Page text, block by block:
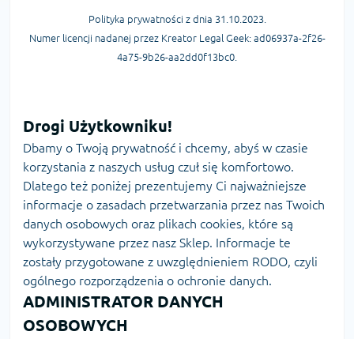
Polityka prywatności z dnia 31.10.2023.
Numer licencji nadanej przez Kreator Legal Geek: ad06937a-2f26-
4a75-9b26-aa2dd0f13bc0
Drogi Użytkowniku!
Dbamy o Twoją prywatność i chcemy, abyś w czasie
korzystania z naszych usług czuł się komfortowo.
Dlatego też poniżej prezentujemy Ci najważniejsze
informacje o zasadach przetwarzania przez nas Twoich
danych osobowych oraz plikach cookies, które są
wykorzystywane przez nasz Sklep. Informacje te
zostały przygotowane z uwzględnieniem RODO, czyli
ogólnego rozporządzenia o ochronie danych.
ADMINISTRATOR DANYCH
OSOBOWYCH